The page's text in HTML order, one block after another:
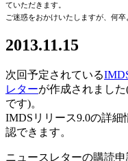
ていただきます。
ご迷惑をおかけいたしますが、何卒
2013.11.15
次回予定されている
レターが作成されまし
です)。
IMDSリリース9.0の詳細
認できます。
ニュースレターの購読申